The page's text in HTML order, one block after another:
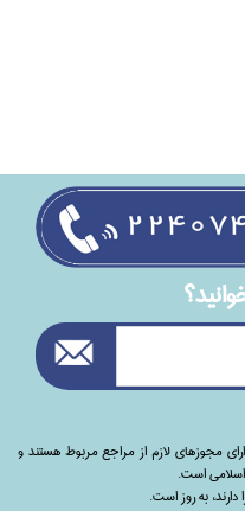
مجوزهای لازم از مراجع مربوط هستند ‌و‌‌
است.
به روز است.